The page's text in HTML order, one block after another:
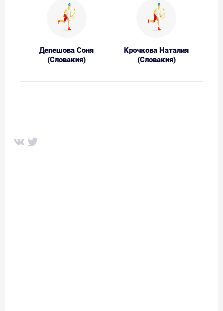
Депешова Соня
(Словакия)
Крочкова Наталия
(Словакия)